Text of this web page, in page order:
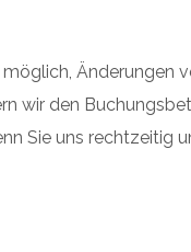
Änderungen
wir den
Sie uns rechtzeitig